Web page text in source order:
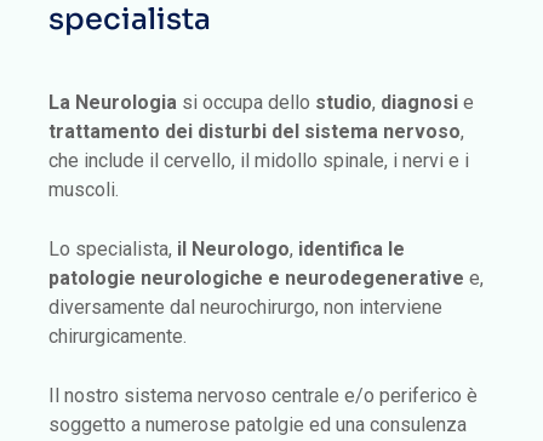
specialista
La Neurologia si occupa dello studio, diagnosi e
trattamento dei disturbi del sistema nervoso,
che include il cervello, il midollo spinale, i nervi e i
muscoli.
Lo specialista, il Neurologo, identifica le
patologie neurologiche e neurodegenerative e,
diversamente dal neurochirurgo, non interviene
chirurgicamente.
Il nostro sistema nervoso centrale e/o periferico è
soggetto a numerose patolgie ed una consulenza